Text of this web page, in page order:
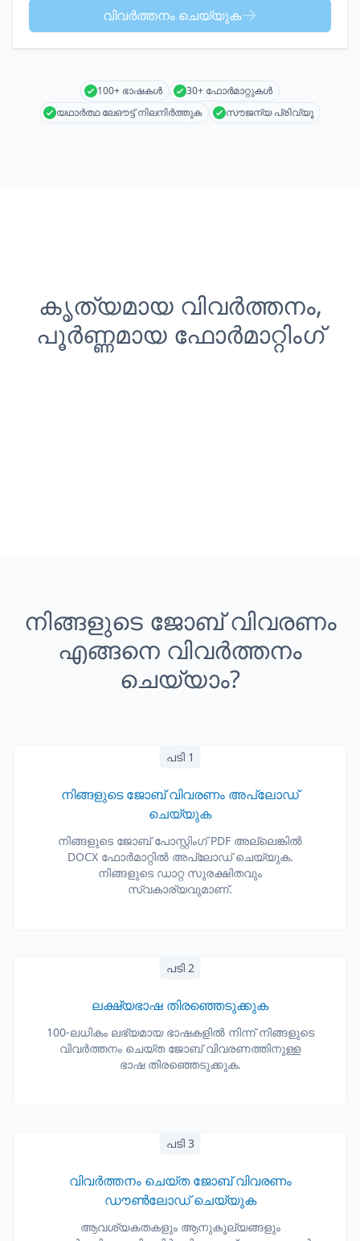
വിവർത്തനം ചെയ്യുക
100+ ഭാഷകൾ
30+ ഫോർമാറ്റുകൾ
യഥാർത്ഥ ലേഔട്ട് നിലനിർത്തുക
സൗജന്യ പ്രിവ്യൂ
കൃത്യമായ വിവർത്തനം,
പൂർണ്ണമായ ഫോർമാറ്റിംഗ്
നിങ്ങളുടെ ജോബ് വിവരണം
എങ്ങനെ വിവർത്തനം
ചെയ്യാം?
പടി 1
നിങ്ങളുടെ ജോബ് വിവരണം അപ്‌ലോഡ്
ചെയ്യുക
നിങ്ങളുടെ ജോബ് പോസ്റ്റിംഗ് PDF അല്ലെങ്കിൽ
DOCX ഫോർമാറ്റിൽ അപ്‌ലോഡ് ചെയ്യുക.
നിങ്ങളുടെ ഡാറ്റ സുരക്ഷിതവും
സ്വകാര്യവുമാണ്.
പടി 2
ലക്ഷ്യഭാഷ തിരഞ്ഞെടുക്കുക
100-ലധികം ലഭ്യമായ ഭാഷകളിൽ നിന്ന് നിങ്ങളുടെ
വിവർത്തനം ചെയ്ത ജോബ് വിവരണത്തിനുള്ള
ഭാഷ തിരഞ്ഞെടുക്കുക.
പടി 3
വിവർത്തനം ചെയ്ത ജോബ് വിവരണം
ഡൗൺലോഡ് ചെയ്യുക
ആവശ്യകതകളും ആനുകൂല്യങ്ങളും